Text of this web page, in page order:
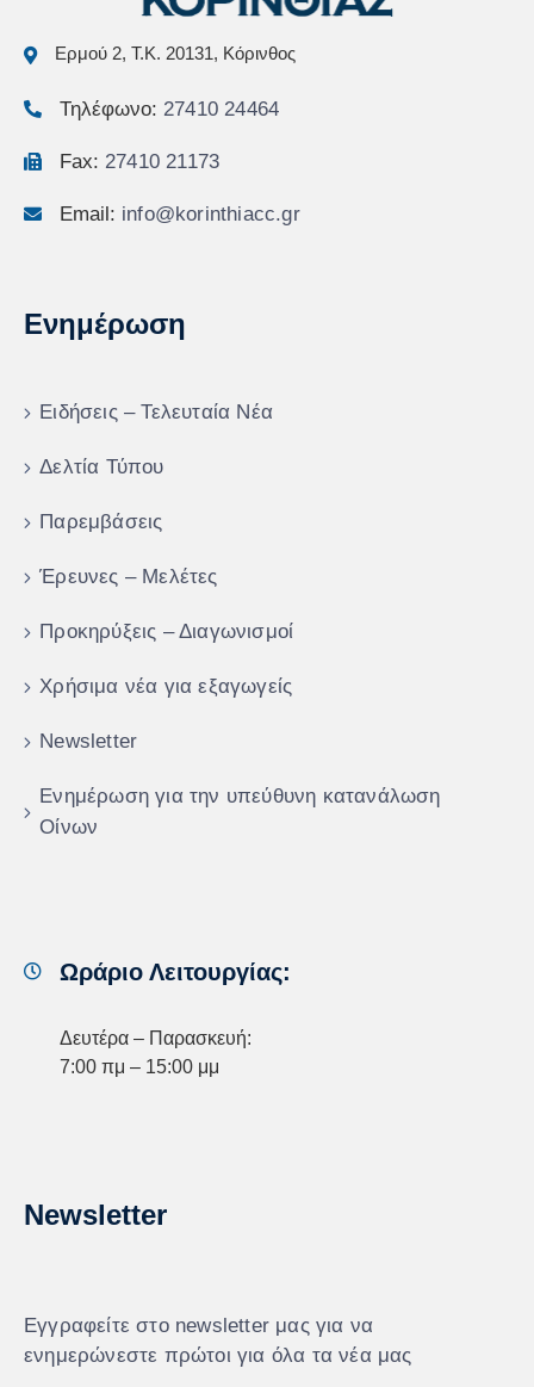
Ερμού 2, Τ.Κ. 20131, Κόρινθος
Τηλέφωνο: 27410 24464
Fax: 27410 21173
Email: info@korinthiacc.gr
Ενημέρωση
Ειδήσεις – Τελευταία Νέα
Δελτία Τύπου
Παρεμβάσεις
Έρευνες – Μελέτες
Προκηρύξεις – Διαγωνισμοί
Χρήσιμα νέα για εξαγωγείς
Newsletter
Ενημέρωση για την υπεύθυνη κατανάλωση
Οίνων
Ωράριο Λειτουργίας:
Δευτέρα – Παρασκευή:
7:00 πμ – 15:00 μμ
Newsletter
Εγγραφείτε στο newsletter μας για να
ενημερώνεστε πρώτοι για όλα τα νέα μας